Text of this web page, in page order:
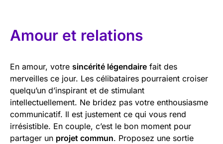
Amour et relations
En amour, votre sincérité légendaire fait des
merveilles ce jour. Les célibataires pourraient croiser
quelqu’un d’inspirant et de stimulant
intellectuellement. Ne bridez pas votre enthousiasme
communicatif. Il est justement ce qui vous rend
irrésistible. En couple, c’est le bon moment pour
partager un projet commun. Proposez une sortie